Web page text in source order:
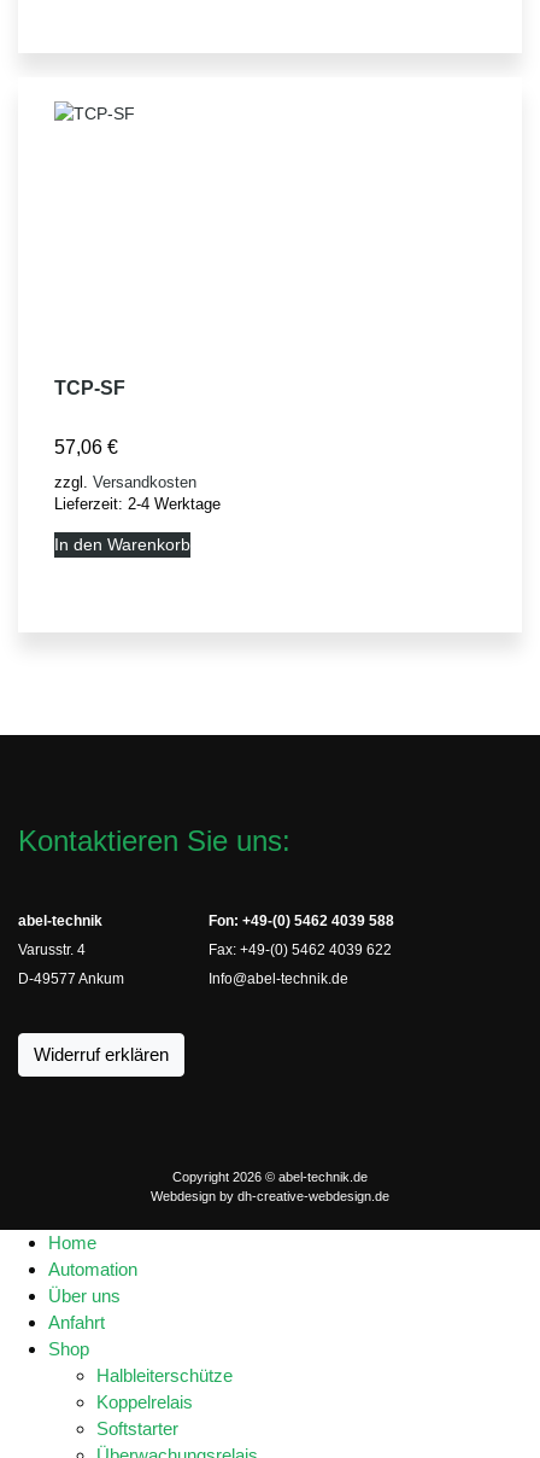
TCP-SF
57,06 €
zzgl. Versandkosten
Lieferzeit: 2-4 Werktage
In den Warenkorb
Kontaktieren Sie uns:
abel-technik
Varusstr. 4
D-49577 Ankum
Widerruf erklären
Fon: +49-(0) 5462 4039 588
Fax: +49-(0) 5462 4039 622
Info@abel-technik.de
Copyright 2026 © abel-technik.de
Webdesign by dh-creative-webdesign.de
Home
Automation
Über uns
Anfahrt
Shop
Halbleiterschütze
Koppelrelais
Softstarter